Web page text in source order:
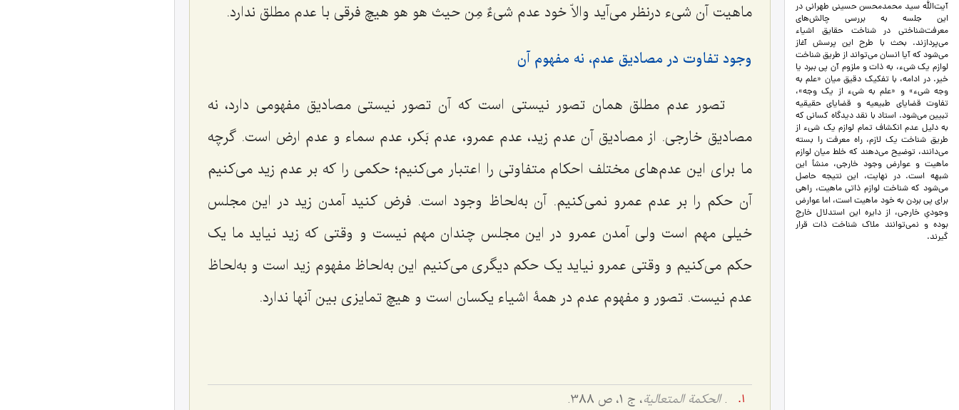
آیت‌الله سید محمدمحسن حسینی طهرانی در
این جلسه به بررسی چالش‌های
معرفت‌شناختی در شناخت حقایق اشیاء
می‌پردازند. بحث با طرح این پرسش آغاز
می‌شود که آیا انسان می‌تواند از طریق شناخت
لوازم یک شیء، به ذات و ملزوم آن پی ببرد یا
خیر. در ادامه، با تفکیک دقیق میان «علم به
وجه شیء» و «علم به شیء از یک وجه»،
تفاوت قضایای طبیعیه و قضایای حقیقیه
تبیین می‌شود. استاد با نقد دیدگاه کسانی که
به دلیل عدم انکشاف تمام لوازم یک شیء از
طریق شناخت یک لازم، راه معرفت را بسته
می‌دانند، توضیح می‌دهند که خلط میان لوازم
ماهیت و عوارض وجود خارجی، منشأ این
شبهه است. در نهایت، این نتیجه حاصل
می‌شود که شناخت لوازم ذاتی ماهیت، راهی
برای پی بردن به خود ماهیت است، اما عوارض
وجودیِ خارجی، از دایره این استدلال خارج
بوده و نمی‌توانند ملاک شناخت ذات قرار
گیرند.
ماهیت آن شیء درنظر می‌آید والاّ خود عدم شیءٌ مِن حیث هو هو هیچ فرقی با عدم مطلق ندارد.
وجود تفاوت در مصادیق عدم، نه مفهوم آن
تصور عدم مطلق همان تصور نیستی است که آن تصور نیستی مصادیق مفهومی دارد، نه
مصادیق خارجی. از مصادیق آن عدم زید، عدم عمرو، عدم بَکر، عدم سماء و عدم ارض است. گرچه
ما برای این عدم‌های مختلف احکام متفاوتی را اعتبار می‌کنیم؛ حکمی را که بر عدم زید می‌کنیم
آن حکم را بر عدم عمرو نمی‌کنیم. آن به‌لحاظ وجود است. فرض کنید آمدن زید در این مجلس
خیلی مهم است ولی آمدن عمرو در این مجلس چندان مهم نیست و وقتی که زید نیاید ما یک
حکم می‌کنیم و وقتی عمرو نیاید یک حکم دیگری می‌کنیم این به‌لحاظ مفهوم زید است و به‌لحاظ
عدم نیست. تصور و مفهوم عدم در همۀ اشیاء یکسان است و هیچ تمایزی بین آنها ندارد.
.الحکمة المتعالیة، ج 1، ص 388.